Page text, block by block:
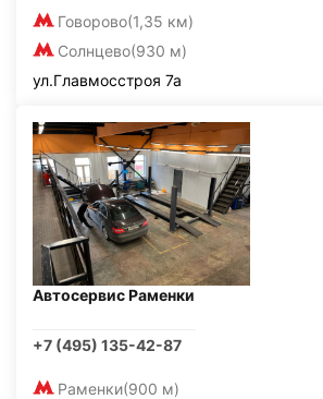
Говорово(1,35 км)
Солнцево(930 м)
ул.Главмосстроя 7а
Автосервис Раменки
+7 (495) 135-42-87
Раменки(900 м)